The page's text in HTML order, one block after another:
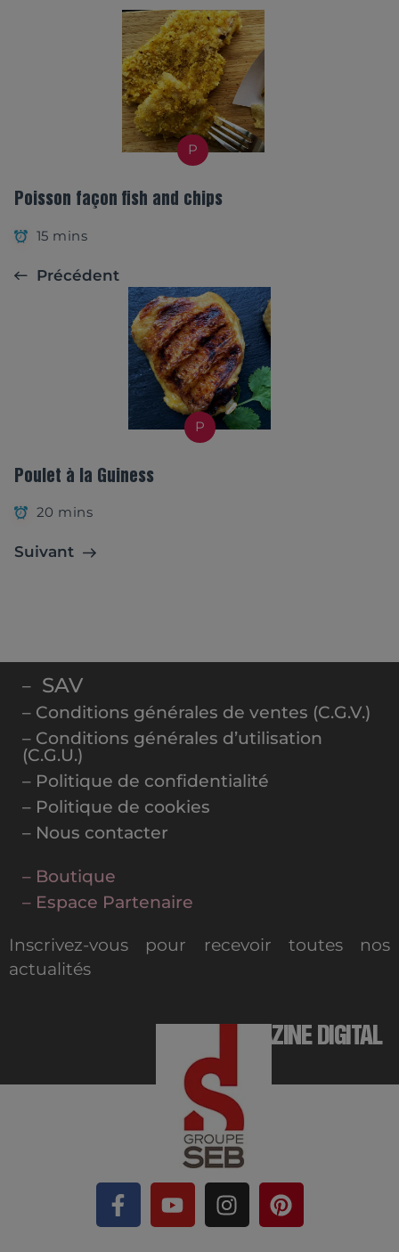
P
Poisson façon fish and chips
15 mins
Précédent
P
Poulet à la Guiness
20 mins
Suivant
– SAV
– Conditions générales de ventes (C.G.V.)
– Conditions générales d’utilisation
(C.G.U.)
– Politique de confidentialité
– Politique de cookies
– Nous contacter
– Boutique
– Espace Partenaire
Inscrivez-vous pour recevoir toutes nos
actualités
MAGAZINE DIGITAL